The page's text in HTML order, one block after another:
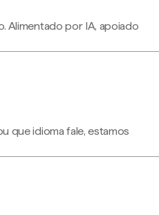
Alimentado por IA, apoiado
que idioma fale, estamos